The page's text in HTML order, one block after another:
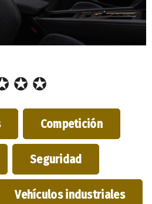
✪ ✪
Competición
Seguridad
Vehículos industriales